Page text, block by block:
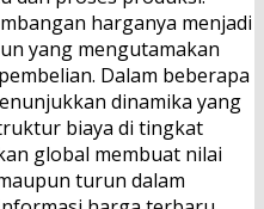
harganya menjadi
yang mengutamakan
Dalam beberapa
dinamika yang
biaya di tingkat
global membuat nilai
turun dalam